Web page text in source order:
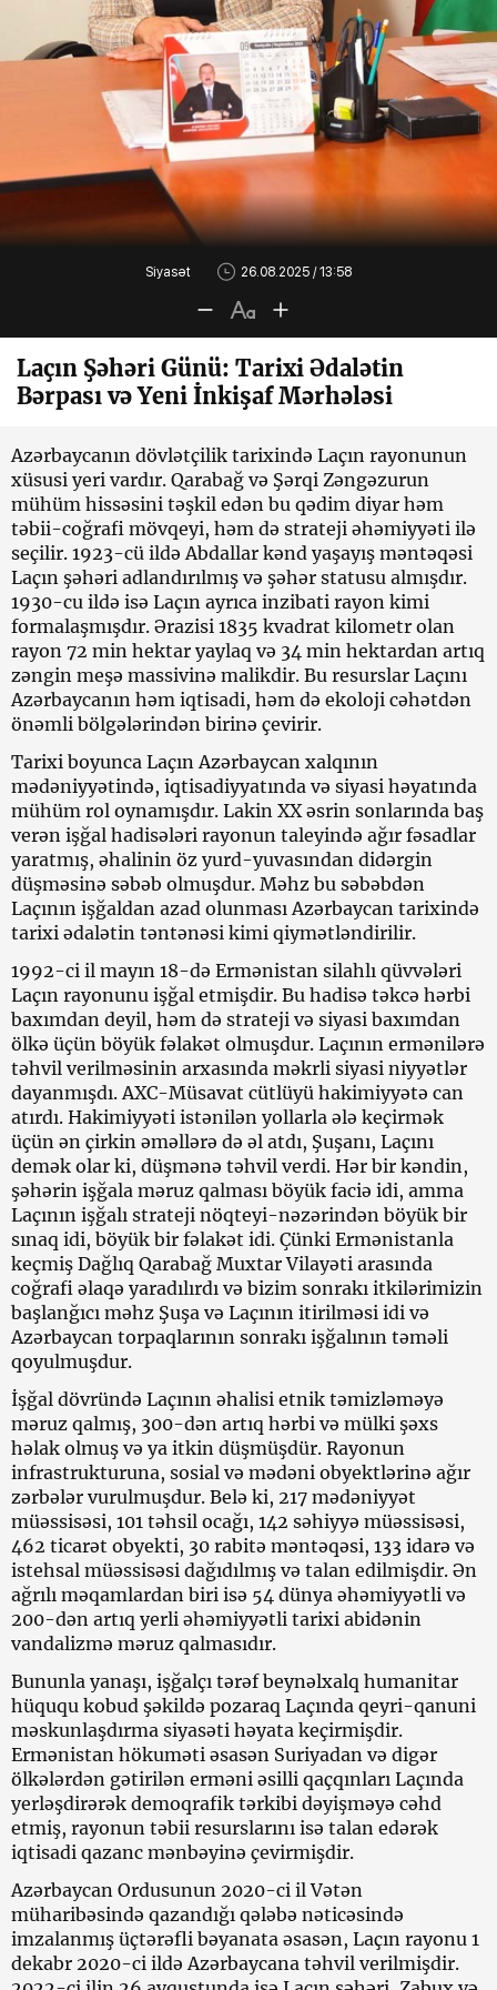
Siyasət 26.08.2025 / 13:58
Laçın Şəhəri Günü: Tarixi Ədalətin
Bərpası və Yeni İnkişaf Mərhələsi
Azərbaycanın dövlətçilik tarixində Laçın rayonunun
xüsusi yeri vardır. Qarabağ və Şərqi Zəngəzurun
mühüm hissəsini təşkil edən bu qədim diyar həm
təbii-coğrafi mövqeyi, həm də strateji əhəmiyyəti ilə
seçilir. 1923-cü ildə Abdallar kənd yaşayış məntəqəsi
Laçın şəhəri adlandırılmış və şəhər statusu almışdır.
1930-cu ildə isə Laçın ayrıca inzibati rayon kimi
formalaşmışdır. Ərazisi 1835 kvadrat kilometr olan
rayon 72 min hektar yaylaq və 34 min hektardan artıq
zəngin meşə massivinə malikdir. Bu resurslar Laçını
Azərbaycanın həm iqtisadi, həm də ekoloji cəhətdən
önəmli bölgələrindən birinə çevirir.
Tarixi boyunca Laçın Azərbaycan xalqının
mədəniyyətində, iqtisadiyyatında və siyasi həyatında
mühüm rol oynamışdır. Lakin XX əsrin sonlarında baş
verən işğal hadisələri rayonun taleyində ağır fəsadlar
yaratmış, əhalinin öz yurd-yuvasından didərgin
düşməsinə səbəb olmuşdur. Məhz bu səbəbdən
Laçının işğaldan azad olunması Azərbaycan tarixində
tarixi ədalətin təntənəsi kimi qiymətləndirilir.
1992-ci il mayın 18-də Ermənistan silahlı qüvvələri
Laçın rayonunu işğal etmişdir. Bu hadisə təkcə hərbi
baxımdan deyil, həm də strateji və siyasi baxımdan
ölkə üçün böyük fəlakət olmuşdur. Laçının ermənilərə
təhvil verilməsinin arxasında məkrli siyasi niyyətlər
dayanmışdı. AXC-Müsavat cütlüyü hakimiyyətə can
atırdı. Hakimiyyəti istənilən yollarla ələ keçirmək
üçün ən çirkin əməllərə də əl atdı, Şuşanı, Laçını
demək olar ki, düşmənə təhvil verdi. Hər bir kəndin,
şəhərin işğala məruz qalması böyük faciə idi, amma
Laçının işğalı strateji nöqteyi-nəzərindən böyük bir
sınaq idi, böyük bir fəlakət idi. Çünki Ermənistanla
keçmiş Dağlıq Qarabağ Muxtar Vilayəti arasında
coğrafi əlaqə yaradılırdı və bizim sonrakı itkilərimizin
başlanğıcı məhz Şuşa və Laçının itirilməsi idi və
Azərbaycan torpaqlarının sonrakı işğalının təməli
qoyulmuşdur.
İşğal dövründə Laçının əhalisi etnik təmizləməyə
məruz qalmış, 300-dən artıq hərbi və mülki şəxs
həlak olmuş və ya itkin düşmüşdür. Rayonun
infrastrukturuna, sosial və mədəni obyektlərinə ağır
zərbələr vurulmuşdur. Belə ki, 217 mədəniyyət
müəssisəsi, 101 təhsil ocağı, 142 səhiyyə müəssisəsi,
462 ticarət obyekti, 30 rabitə məntəqəsi, 133 idarə və
istehsal müəssisəsi dağıdılmış və talan edilmişdir. Ən
ağrılı məqamlardan biri isə 54 dünya əhəmiyyətli və
200-dən artıq yerli əhəmiyyətli tarixi abidənin
vandalizmə məruz qalmasıdır.
Bununla yanaşı, işğalçı tərəf beynəlxalq humanitar
hüququ kobud şəkildə pozaraq Laçında qeyri-qanuni
məskunlaşdırma siyasəti həyata keçirmişdir.
Ermənistan hökuməti əsasən Suriyadan və digər
ölkələrdən gətirilən erməni əsilli qaçqınları Laçında
yerləşdirərək demoqrafik tərkibi dəyişməyə cəhd
etmiş, rayonun təbii resurslarını isə talan edərək
iqtisadi qazanc mənbəyinə çevirmişdir.
Azərbaycan Ordusunun 2020-ci il Vətən
müharibəsində qazandığı qələbə nəticəsində
imzalanmış üçtərəfli bəyanata əsasən, Laçın rayonu 1
dekabr 2020-ci ildə Azərbaycana təhvil verilmişdir.